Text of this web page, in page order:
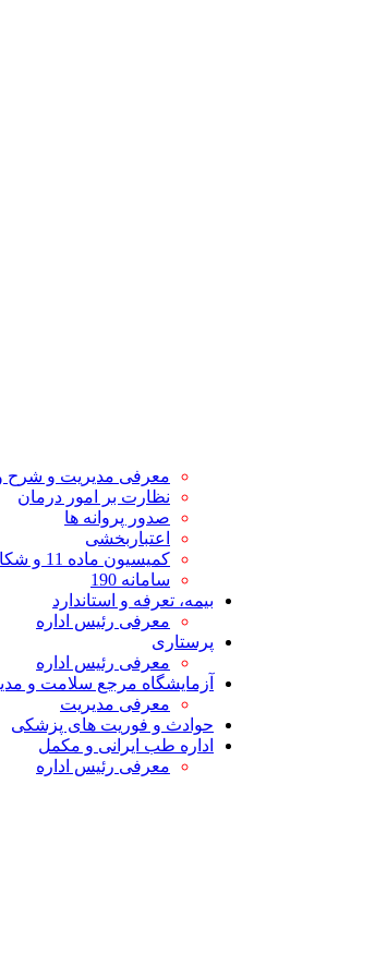
معرفی مدیریت و شرح
نظارت بر امور درمان
صدور پروانه ها
اعتباربخشی
کمیسیون ماده 11 و شکایات
سامانه 190
بیمه، تعرفه و استاندارد
معرفی رئیس اداره
پرستاری
معرفی رئیس اداره
آزمایشگاه مرجع سلامت و
معرفی مدیریت
حوادث و فوریت های پزشکی
اداره طب ایرانی و مکمل
معرفی رئیس اداره